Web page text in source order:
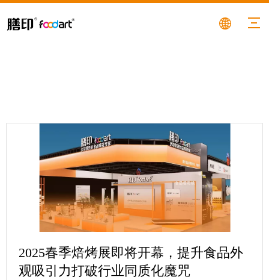
2025春季焙烤展即将开幕，提升食品外
观吸引力打破行业同质化魔咒